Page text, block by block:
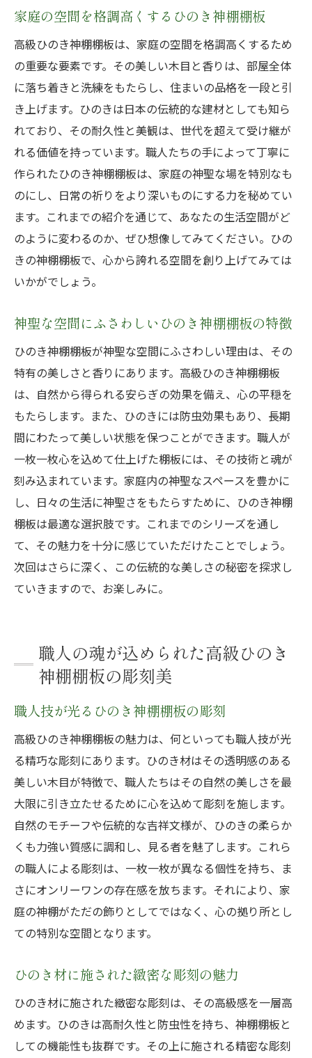
家庭の空間を格調高くするひのき神棚棚板
高級ひのき神棚棚板は、家庭の空間を格調高くするため
の重要な要素です。その美しい木目と香りは、部屋全体
に落ち着きと洗練をもたらし、住まいの品格を一段と引
き上げます。ひのきは日本の伝統的な建材としても知ら
れており、その耐久性と美観は、世代を超えて受け継が
れる価値を持っています。職人たちの手によって丁寧に
作られたひのき神棚棚板は、家庭の神聖な場を特別なも
のにし、日常の祈りをより深いものにする力を秘めてい
ます。これまでの紹介を通じて、あなたの生活空間がど
のように変わるのか、ぜひ想像してみてください。ひの
きの神棚棚板で、心から誇れる空間を創り上げてみては
いかがでしょう。
神聖な空間にふさわしいひのき神棚棚板の特徴
ひのき神棚棚板が神聖な空間にふさわしい理由は、その
特有の美しさと香りにあります。高級ひのき神棚棚板
は、自然から得られる安らぎの効果を備え、心の平穏を
もたらします。また、ひのきには防虫効果もあり、長期
間にわたって美しい状態を保つことができます。職人が
一枚一枚心を込めて仕上げた棚板には、その技術と魂が
刻み込まれています。家庭内の神聖なスペースを豊かに
し、日々の生活に神聖さをもたらすために、ひのき神棚
棚板は最適な選択肢です。これまでのシリーズを通し
て、その魅力を十分に感じていただけたことでしょう。
次回はさらに深く、この伝統的な美しさの秘密を探求し
ていきますので、お楽しみに。
職人の魂が込められた高級ひのき
神棚棚板の彫刻美
職人技が光るひのき神棚棚板の彫刻
高級ひのき神棚棚板の魅力は、何といっても職人技が光
る精巧な彫刻にあります。ひのき材はその透明感のある
美しい木目が特徴で、職人たちはその自然の美しさを最
大限に引き立たせるために心を込めて彫刻を施します。
自然のモチーフや伝統的な吉祥文様が、ひのきの柔らか
くも力強い質感に調和し、見る者を魅了します。これら
の職人による彫刻は、一枚一枚が異なる個性を持ち、ま
さにオンリーワンの存在感を放ちます。それにより、家
庭の神棚がただの飾りとしてではなく、心の拠り所とし
ての特別な空間となります。
ひのき材に施された緻密な彫刻の魅力
ひのき材に施された緻密な彫刻は、その高級感を一層高
めます。ひのきは高耐久性と防虫性を持ち、神棚棚板と
しての機能性も抜群です。その上に施される精密な彫刻